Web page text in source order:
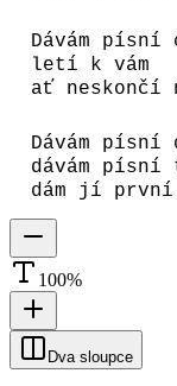
Dávám
letí k vám
ať neskončí
Dávám písní
dávám písní
dám jí první
100%
Dva sloupce